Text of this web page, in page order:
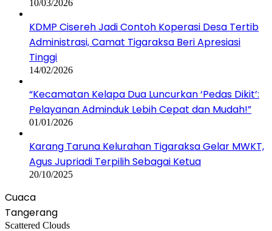
10/03/2026
KDMP Cisereh Jadi Contoh Koperasi Desa Tertib
Administrasi, Camat Tigaraksa Beri Apresiasi
Tinggi
14/02/2026
“Kecamatan Kelapa Dua Luncurkan ‘Pedas Dikit’:
Pelayanan Adminduk Lebih Cepat dan Mudah!”
01/01/2026
Karang Taruna Kelurahan Tigaraksa Gelar MWKT,
Agus Jupriadi Terpilih Sebagai Ketua
20/10/2025
Cuaca
Tangerang
Scattered Clouds